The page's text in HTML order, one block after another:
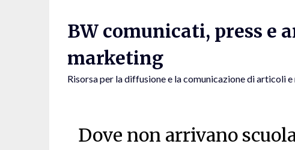
BW comunicati, press e
marketing
Risorsa per la diffusione e la comunicazione di articoli e
Dove non arrivano